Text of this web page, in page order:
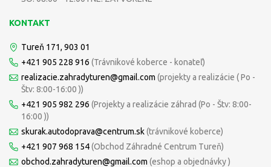
KONTAKT
Tureň 171, 903 01
+421 905 228 916 (Trávnikové koberce - konateľ)
realizacie.zahradyturen@gmail.com (projekty a realizácie ( Po -
Štv: 8:00-16:00 ))
+421 905 982 296 (Projekty a realizácie záhrad (Po - Štv: 8:00-
16:00 ))
skurak.autodoprava@centrum.sk(trávnikové koberce)
+421 907 968 154(Obchod Záhradné Centrum Tureň)
obchod.zahradyturen@gmail.com (eshop a objednávky )